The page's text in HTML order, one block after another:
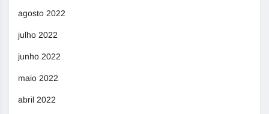
agosto 2022
julho 2022
junho 2022
maio 2022
abril 2022